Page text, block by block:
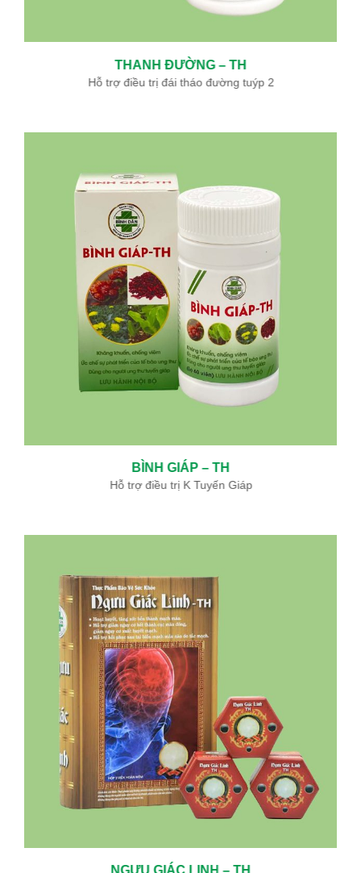
THANH ĐƯỜNG – TH
Hỗ trợ điều trị đái tháo đường tuýp 2
BÌNH GIÁP – TH
Hỗ trợ điều trị K Tuyến Giáp
NGƯU GIÁC LINH – TH